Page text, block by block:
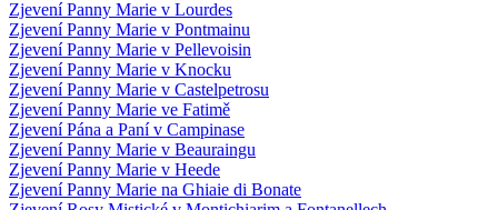
Zjevení Panny Marie v Lourdes
Zjevení Panny Marie v Pontmainu
Zjevení Panny Marie v Pellevoisin
Zjevení Panny Marie v Knocku
Zjevení Panny Marie v Castelpetrosu
Zjevení Panny Marie ve Fatimě
Zjevení Pána a Paní v Campinase
Zjevení Panny Marie v Beauraingu
Zjevení Panny Marie v Heede
Zjevení Panny Marie na Ghiaie di Bonate